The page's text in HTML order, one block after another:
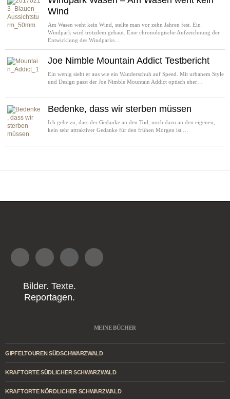
Wind
Am Wasen weht kein Wind, stellte man vor zehn Jahren fest. Ein
Windpark wird trotzdem gebaut. Eine chronologische Aufzeichnung der
Entwicklung des Windparks…
Joe Nimble Mountain Addict Testbericht
Ein wenig sieht er aus wie ein Wanderschuh auf Speed. Mit urbanem Style
und Design passt der Joe Nimble Mountain Addict optisch eher…
Bedenke, dass wir sterben müssen
Ich gebe zu, dass der Gedanke an den Tod, noch dazu an den eigenen,
kein sehr attraktiver Gedanke für den frühen Morgen ist.…
Bilder. Texte.
Reportagen.
MEINE BÜCHER
GIPFELTOUREN SÜDSCHWARZWALD
KRAFTORTE SÜDLICHER SCHWARZWALD
KRAFTORTE NÖRDLICHER SCHWARZWALD